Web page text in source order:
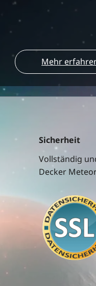
Mehr
Sicherheit
Vollständig
Decker